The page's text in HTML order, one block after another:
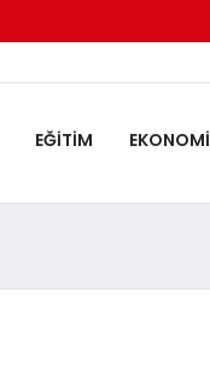
EĞITIM EKONOMI